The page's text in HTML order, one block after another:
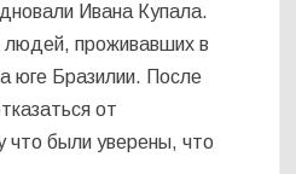
Ивана Купала.
людей, проживавших в
юге Бразилии. После
от
что были уверены, что